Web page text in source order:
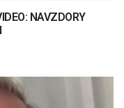
NAVZDORY